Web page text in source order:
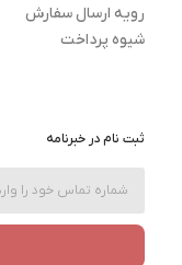
رویه ارسال سفارش
شیوه پرداخت
ثبت نام در خبرنامه